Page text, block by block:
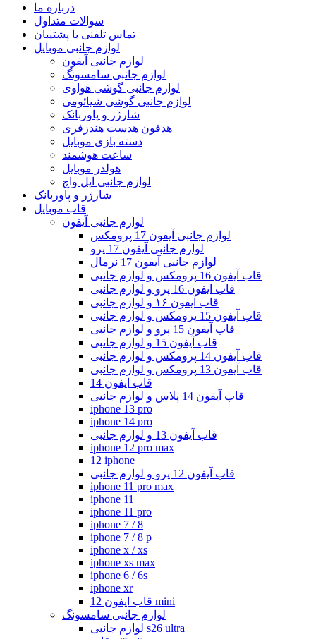
درباره ما
سوالات متداول
تماس تلفنی با پشتیبان
لوازم جانبی موبایل
لوازم جانبی آیفون
لوازم جانبی سامسونگ
لوازم جانبی گوشی هواوی
لوازم جانبی گوشی شیائومی
شارژر و پاوربانک
هدفون هدست هندزفری
دسته بازی موبایل
ساعت هوشمند
هولدر موبایل
لوازم جانبی اپل واچ
شارژر و پاوربانک
قاب موبایل
لوازم جانبی آیفون
لوازم جانبی آیفون 17 پرومکس
لوازم جانبی آیفون 17 پرو
لوازم جانبی آیفون 17 نرمال
قاب آیفون 16 پرومکس و لوازم جانبی
قاب ایفون 16 پرو و لوازم جانبی
قاب آیفون ۱۶ و لوازم جانبی
قاب آیفون 15 پرومکس و لوازم جانبی
قاب آیفون 15 پرو و لوازم جانبی
قاب آیفون 15 و لوازم جانبی
قاب آیفون 14 پرومکس و لوازم جانبی
قاب آیفون 13 پرومکس و لوازم جانبی
قاب ایفون 14
قاب آیفون 14 پلاس و لوازم جانبی
iphone 13 pro
iphone 14 pro
قاب آیفون 13 و لوازم جانبی
iphone 12 pro max
12 iphone
قاب آیفون 12 پرو و لوازم جانبی
iphone 11 pro max
iphone 11
iphone 11 pro
iphone 7 / 8
iphone 7 / 8 p
iphone x / xs
iphone xs max
iphone 6 / 6s
iphone xr
قاب ایفون 12 mini
لوازم جانبی سامسونگ
لوازم جانبی s26 ultra